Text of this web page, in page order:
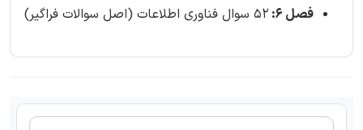
فصل 6:
52 سوال فناوری اطلاعات (اصل سوالات فراگیر)